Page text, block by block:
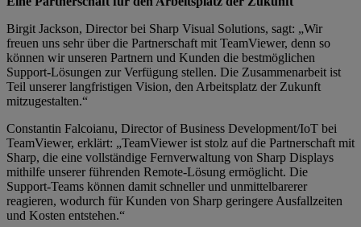
Birgit Jackson, Director bei Sharp Visual Solutions, sagt: „Wir
freuen uns sehr über die Partnerschaft mit TeamViewer, denn so
können wir unseren Partnern und Kunden die bestmöglichen
Support-Lösungen zur Verfügung stellen. Die Zusammenarbeit ist
Teil unserer langfristigen Vision, den Arbeitsplatz der Zukunft
mitzugestalten.“
Constantin Falcoianu, Director of Business Development/IoT bei
TeamViewer, erklärt: „TeamViewer ist stolz auf die Partnerschaft mit
Sharp, die eine vollständige Fernverwaltung von Sharp Displays
mithilfe unserer führenden Remote-Lösung ermöglicht. Die
Support-Teams können damit schneller und unmittelbarerer
reagieren, wodurch für Kunden von Sharp geringere Ausfallzeiten
und Kosten entstehen.“